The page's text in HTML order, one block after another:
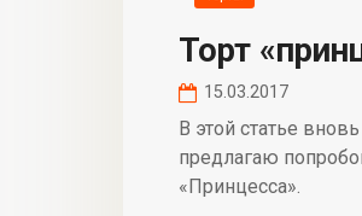
Торт
15.03.2017
В этой статье
предлагаю
«Принцесса».